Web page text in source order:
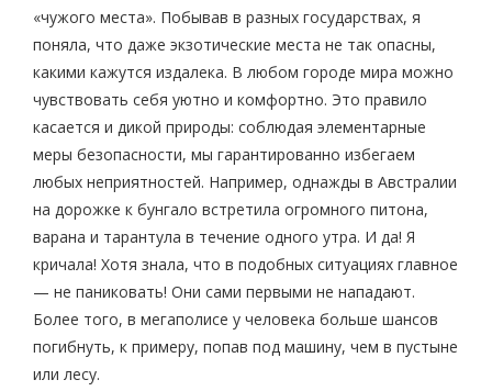
«чужого места». Побывав в разных государствах, я
поняла, что даже экзотические места не так опасны,
какими кажутся издалека. В любом городе мира можно
чувствовать себя уютно и комфортно. Это правило
касается и дикой природы: соблюдая элементарные
меры безопасности, мы гарантированно избегаем
любых неприятностей. Например, однажды в Австралии
на дорожке к бунгало встретила огромного питона,
варана и тарантула в течение одного утра. И да! Я
кричала! Хотя знала, что в подобных ситуациях главное
— не паниковать! Они сами первыми не нападают.
Более того, в мегаполисе у человека больше шансов
погибнуть, к примеру, попав под машину, чем в пустыне
или лесу.